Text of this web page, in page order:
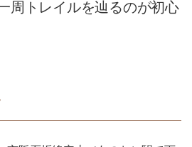
周トレイルを辿るのが初心